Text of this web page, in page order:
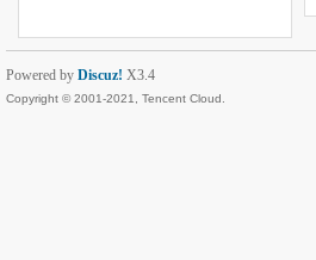
Powered by Discuz! X3.4
Copyright © 2001-2021, Tencent Cloud.